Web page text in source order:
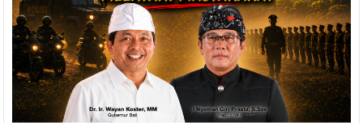
Bali